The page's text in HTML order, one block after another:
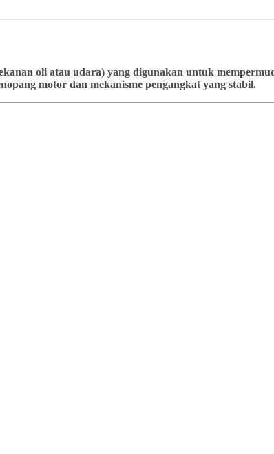
oli atau udara) yang digunakan untuk
motor dan mekanisme pengangkat yang stabil.